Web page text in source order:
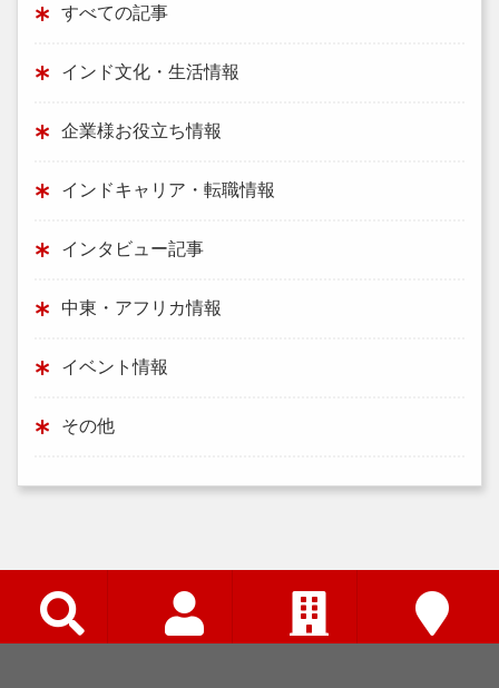
すべての記事
インド文化・生活情報
企業様お役立ち情報
インドキャリア・転職情報
インタビュー記事
中東・アフリカ情報
イベント情報
その他